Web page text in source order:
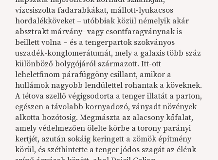
vízcsiszolta fadarabkákat, mállott-lyukacsos
hordalékköveket – utóbbiak közül némelyik akár
absztrakt márvány- vagy csontfaragványnak is
beillett volna – és a tengerpartok szokványos
uszadék-konglomerátumát, mely a galaxis több száz
különböző bolygójáról származott. Itt-ott
leheletfinom párafüggöny csillant, amikor a
hullámok nagyobb lendülettel rohantak a köveknek.
A tétova szellő végigsodorta a tenger illatát a parton,
egészen a távolabb kornyadozó, ványadt növények
alkotta bozótosig. Megmászta az alacsony kőfalat,
amely védelmezően ölelte körbe a torony parányi
kertjét, azután sokáig keringett a zömök építmény
körül, és széthintette a tenger jódos szagát az élénk